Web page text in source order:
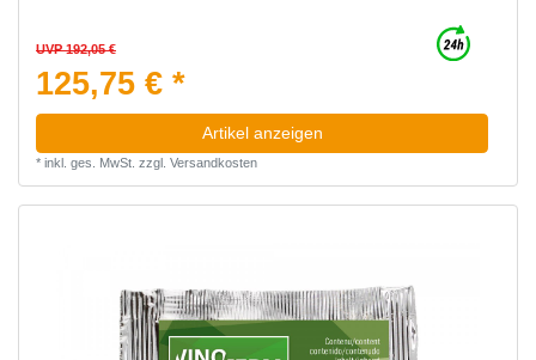
UVP 192,05 €
125,75 € *
Artikel anzeigen
* inkl. ges. MwSt. zzgl. Versandkosten